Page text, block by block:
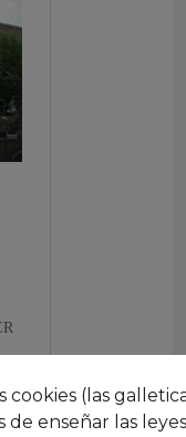
cookies (las
enseñar las